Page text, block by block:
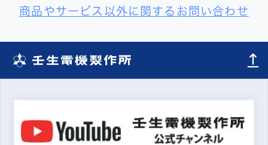
商品やサービス以外に関するお問い合わせ